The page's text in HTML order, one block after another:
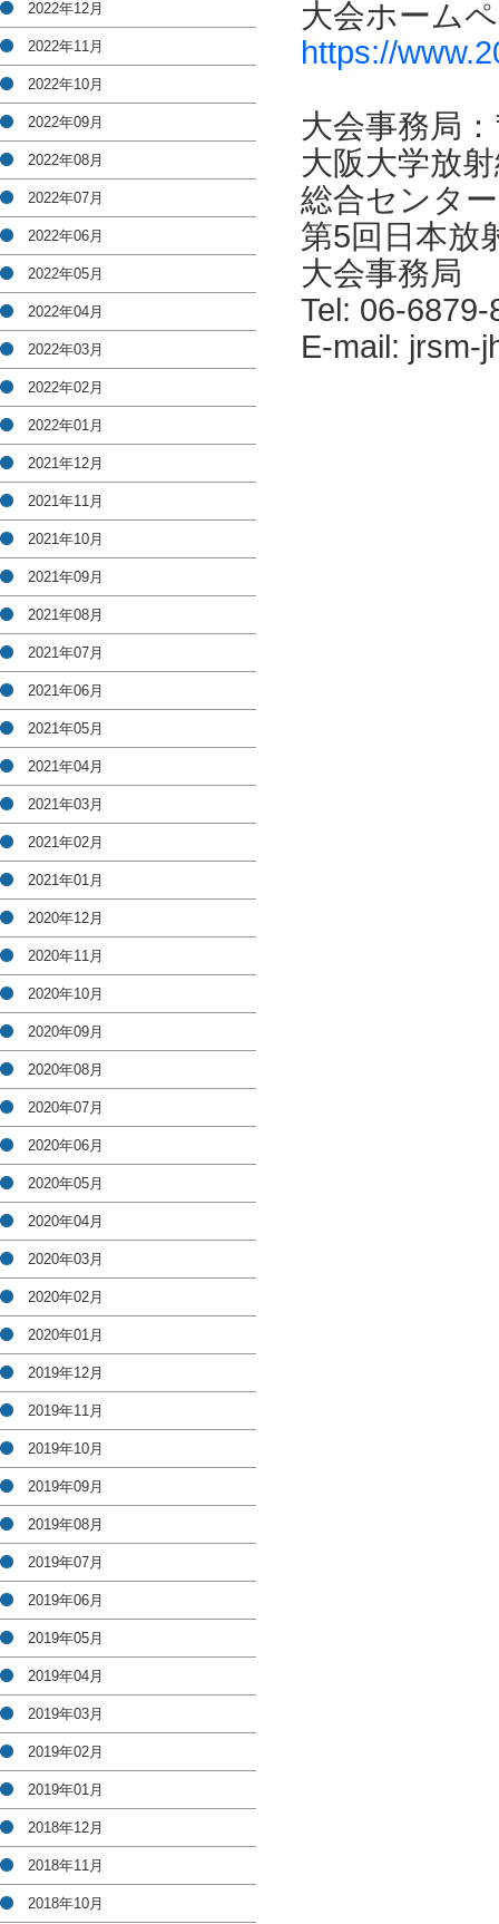
大会ホーム
https://
大会事務局
大阪大学放
総合センター
第5回日本放
大会事務局
Tel: 06-6879-
E-mail: jrsm-
2022年12月
2022年11月
2022年10月
2022年09月
2022年08月
2022年07月
2022年06月
2022年05月
2022年04月
2022年03月
2022年02月
2022年01月
2021年12月
2021年11月
2021年10月
2021年09月
2021年08月
2021年07月
2021年06月
2021年05月
2021年04月
2021年03月
2021年02月
2021年01月
2020年12月
2020年11月
2020年10月
2020年09月
2020年08月
2020年07月
2020年06月
2020年05月
2020年04月
2020年03月
2020年02月
2020年01月
2019年12月
2019年11月
2019年10月
2019年09月
2019年08月
2019年07月
2019年06月
2019年05月
2019年04月
2019年03月
2019年02月
2019年01月
2018年12月
2018年11月
2018年10月